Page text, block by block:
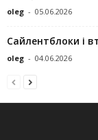
oleg - 05.06.2026
Сайлентблоки і
oleg - 04.06.2026